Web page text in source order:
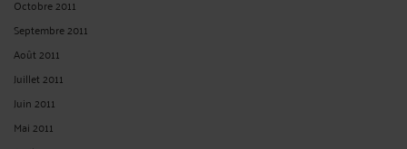
Février 2026
Janvier 2026
Décembre 2025
Novembre 2025
Octobre 2025
Septembre 2025